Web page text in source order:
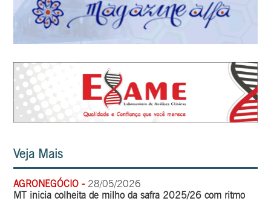
Veja Mais
AGRONEGÓCIO -28/05/2026
MT inicia colheita de milho da safra 2025/26 com ritmo